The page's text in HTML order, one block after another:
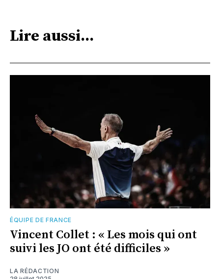
Lire aussi...
ÉQUIPE DE FRANCE
Vincent Collet : « Les mois qui ont
suivi les JO ont été difficiles »
LA RÉDACTION